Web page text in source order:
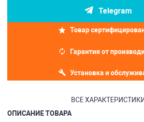
Telegram
Товар
Гарантия от
Установка и
ВСЕ ХАРАКТЕРИСТИКИ
ОПИСАНИЕ ТОВАРА